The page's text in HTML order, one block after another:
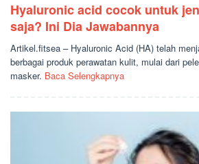
Hyaluronic acid cocok untuk
saja? Ini Dia Jawabannya
Artikel.fitsea – Hyaluronic Acid (HA) telah
berbagai produk perawatan kulit, mulai dari
masker. Baca Selengkapnya